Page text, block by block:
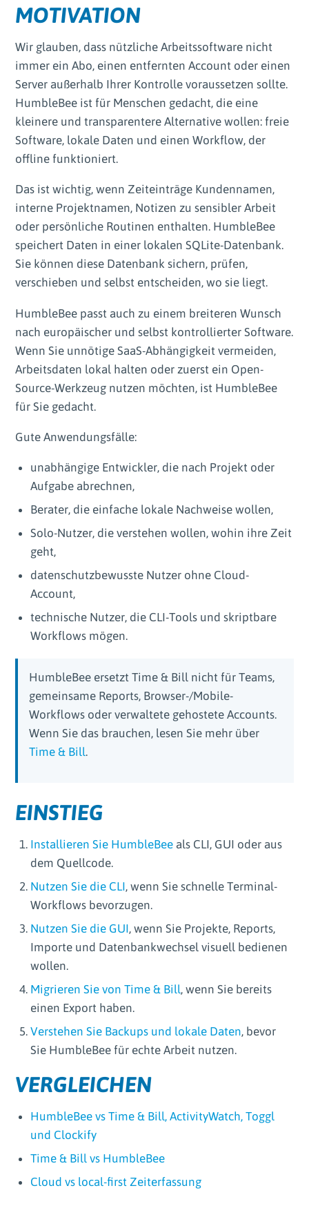
MOTIVATION
Wir glauben, dass nützliche Arbeitssoftware nicht
immer ein Abo, einen entfernten Account oder einen
Server außerhalb Ihrer Kontrolle voraussetzen sollte.
HumbleBee ist für Menschen gedacht, die eine
kleinere und transparentere Alternative wollen: freie
Software, lokale Daten und einen Workflow, der
offline funktioniert.
Das ist wichtig, wenn Zeiteinträge Kundennamen,
interne Projektnamen, Notizen zu sensibler Arbeit
oder persönliche Routinen enthalten. HumbleBee
speichert Daten in einer lokalen SQLite-Datenbank.
Sie können diese Datenbank sichern, prüfen,
verschieben und selbst entscheiden, wo sie liegt.
HumbleBee passt auch zu einem breiteren Wunsch
nach europäischer und selbst kontrollierter Software.
Wenn Sie unnötige SaaS-Abhängigkeit vermeiden,
Arbeitsdaten lokal halten oder zuerst ein Open-
Source-Werkzeug nutzen möchten, ist HumbleBee
für Sie gedacht.
Gute Anwendungsfälle:
unabhängige Entwickler, die nach Projekt oder
Aufgabe abrechnen,
Berater, die einfache lokale Nachweise wollen,
Solo-Nutzer, die verstehen wollen, wohin ihre Zeit
geht,
datenschutzbewusste Nutzer ohne Cloud-
Account,
technische Nutzer, die CLI-Tools und skriptbare
Workflows mögen.
HumbleBee ersetzt Time & Bill nicht für Teams,
gemeinsame Reports, Browser-/Mobile-
Workflows oder verwaltete gehostete Accounts.
Wenn Sie das brauchen, lesen Sie mehr über
Time & Bill.
EINSTIEG
Installieren Sie HumbleBee als CLI, GUI oder aus
dem Quellcode.
Nutzen Sie die CLI, wenn Sie schnelle Terminal-
Workflows bevorzugen.
Nutzen Sie die GUI, wenn Sie Projekte, Reports,
Importe und Datenbankwechsel visuell bedienen
wollen.
Migrieren Sie von Time & Bill, wenn Sie bereits
einen Export haben.
Verstehen Sie Backups und lokale Daten, bevor
Sie HumbleBee für echte Arbeit nutzen.
VERGLEICHEN
HumbleBee vs Time & Bill, ActivityWatch, Toggl
und Clockify
Time & Bill vs HumbleBee
Cloud vs local-first Zeiterfassung